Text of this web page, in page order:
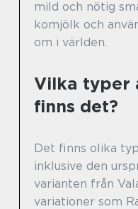
mild och nötig
komjölk och
om i världen.
Vilka typer
finns det?
Det finns olika
inklusive den
varianten från
variationer som